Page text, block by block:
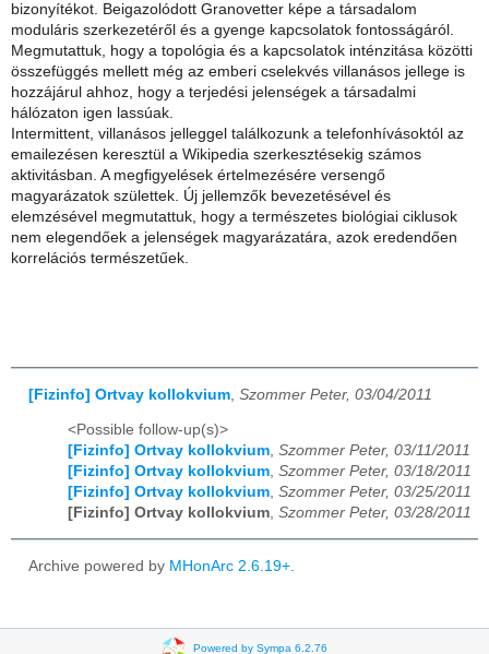
bizonyítékot. Beigazolódott Granovetter képe a társadalom
moduláris szerkezetéről és a gyenge kapcsolatok fontosságáról.
Megmutattuk, hogy a topológia és a kapcsolatok inténzitása közötti
összefüggés mellett még az emberi cselekvés villanásos jellege is
hozzájárul ahhoz, hogy a terjedési jelenségek a társadalmi
hálózaton igen lassúak.
Intermittent, villanásos jelleggel találkozunk a telefonhívásoktól az
emailezésen keresztül a Wikipedia szerkesztésekig számos
aktivitásban. A megfigyelések értelmezésére versengő
magyarázatok születtek. Új jellemzők bevezetésével és
elemzésével megmutattuk, hogy a természetes biológiai ciklusok
nem elegendőek a jelenségek magyarázatára, azok eredendően
korrelációs természetűek.
[Fizinfo] Ortvay kollokvium Szommer Peter, 03/04/2011
<Possible follow-up(s)>
[Fizinfo] Ortvay kollokvium, Szommer Peter, 03/11/2011
[Fizinfo] Ortvay kollokvium, Szommer Peter, 03/18/2011
[Fizinfo] Ortvay kollokvium, Szommer Peter, 03/25/2011
[Fizinfo] Ortvay kollokvium, Szommer Peter, 03/28/2011
Archive powered by MHonArc 2.6.19+.
Powered by Sympa 6.2.76